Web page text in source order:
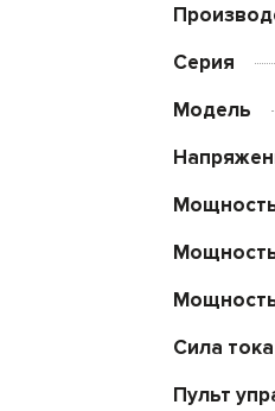
Серия
Модель
Сила
Пульт